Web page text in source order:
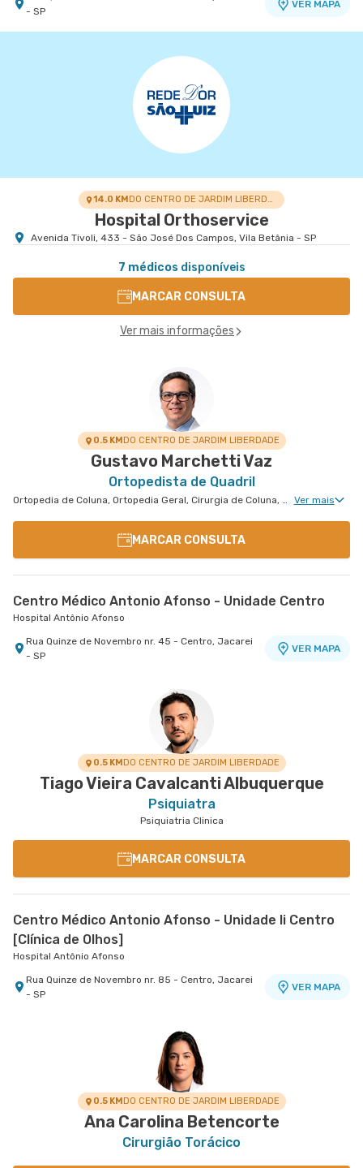
- SP
VER MAPA
Centro Médico Vivalle - Unidade Carlos Maria
Rua Carlos Maria Auricchio nr. 70 - Jardim
Aquarius, Sao Jose Dos Campos - SP
Centro Médico São Luiz Campinas
Avenida Andrade Neves nr. 863 - Centro,
14.0 KM DO CENTRO DE JARDIM LIBERDADE
Hospital Orthoservice
Avenida Tivoli, 433 - São José Dos Campos, Vila Betânia - SP
7 médicos disponíveis
MARCAR CONSULTA
Ver mais informações
0.5 KMDO CENTRO DE JARDIM LIBERDADE
Gustavo Marchetti Vaz
Ortopedista de Quadril
Ortopedia de Coluna, Ortopedia Geral, Cirurgia de Coluna, Cirurgia de Quadril Ver mais
MARCAR CONSULTA
Centro Médico Antonio Afonso - Unidade Centro
Hospital Antônio Afonso
Rua Quinze de Novembro nr. 45 - Centro, Jacarei
- SP
VER MAPA
0.5 KMDO CENTRO DE JARDIM LIBERDADE
Tiago Vieira Cavalcanti Albuquerque
Psiquiatra
Psiquiatria Clinica
MARCAR CONSULTA
Centro Médico Antonio Afonso - Unidade Ii Centro
[Clínica de Olhos]
Hospital Antônio Afonso
Rua Quinze de Novembro nr. 85 - Centro, Jacarei
- SP
VER MAPA
0.5 KMDO CENTRO DE JARDIM LIBERDADE
Ana Carolina Betencorte
Cirurgião Torácico